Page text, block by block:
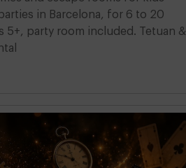
in Barcelona, for 6 to 20
5+, party room included. Tetuan &